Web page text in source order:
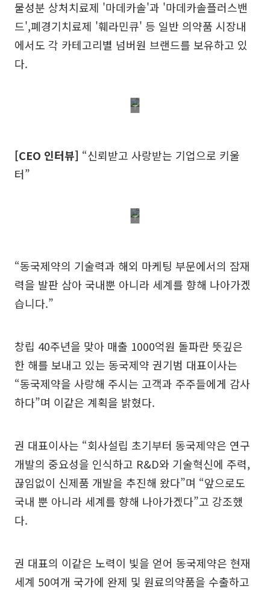
물성분 상처치료제 '마데카솔'과 '마데카솔플러스밴
드',폐경기치료제 '훼라민큐' 등 일반 의약품 시장내
에서도 각 카테고리별 넘버원 브랜드를 보유하고 있
다.
[CEO 인터뷰] “신뢰받고 사랑받는 기업으로 키울
터”
“동국제약의 기술력과 해외 마케팅 부문에서의 잠재
력을 발판 삼아 국내뿐 아니라 세계를 향해 나아가겠
습니다.”
창립 40주년을 맞아 매출 1000억원 돌파란 뜻깊은
한 해를 보내고 있는 동국제약 권기범 대표이사는
“동국제약을 사랑해 주시는 고객과 주주들에게 감사
하다”며 이같은 계획을 밝혔다.
권 대표이사는 “회사설립 초기부터 동국제약은 연구
개발의 중요성을 인식하고 R&D와 기술혁신에 주력,
끊임없이 신제품 개발을 추진해 왔다”며 “앞으로도
국내 뿐 아니라 세계를 향해 나아가겠다”고 강조했
다.
권 대표의 이같은 노력이 빛을 얻어 동국제약은 현재
세계 50여개 국가에 완제 및 원료의약품을 수출하고